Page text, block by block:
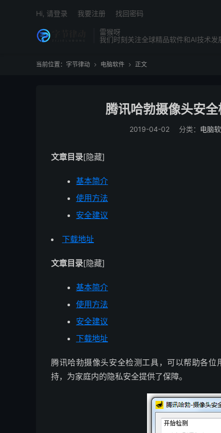
雷猴呀
我们时刻关注全球精品软件和AI技术发
Hi, 请登录 我要注册 找回密码
当前位置： 字节律动  电脑软件  正文
腾讯哈勃摄像头安
2019-04-02 分类： 电脑
文章目录[隐藏]
基本简介
使用方法
安全建议
下载地址
文章目录[隐藏]
基本简介
使用方法
安全建议
下载地址
腾讯哈勃摄像头安全检测工具，可以帮助各
持，为家庭内的隐私安全提供了保障。